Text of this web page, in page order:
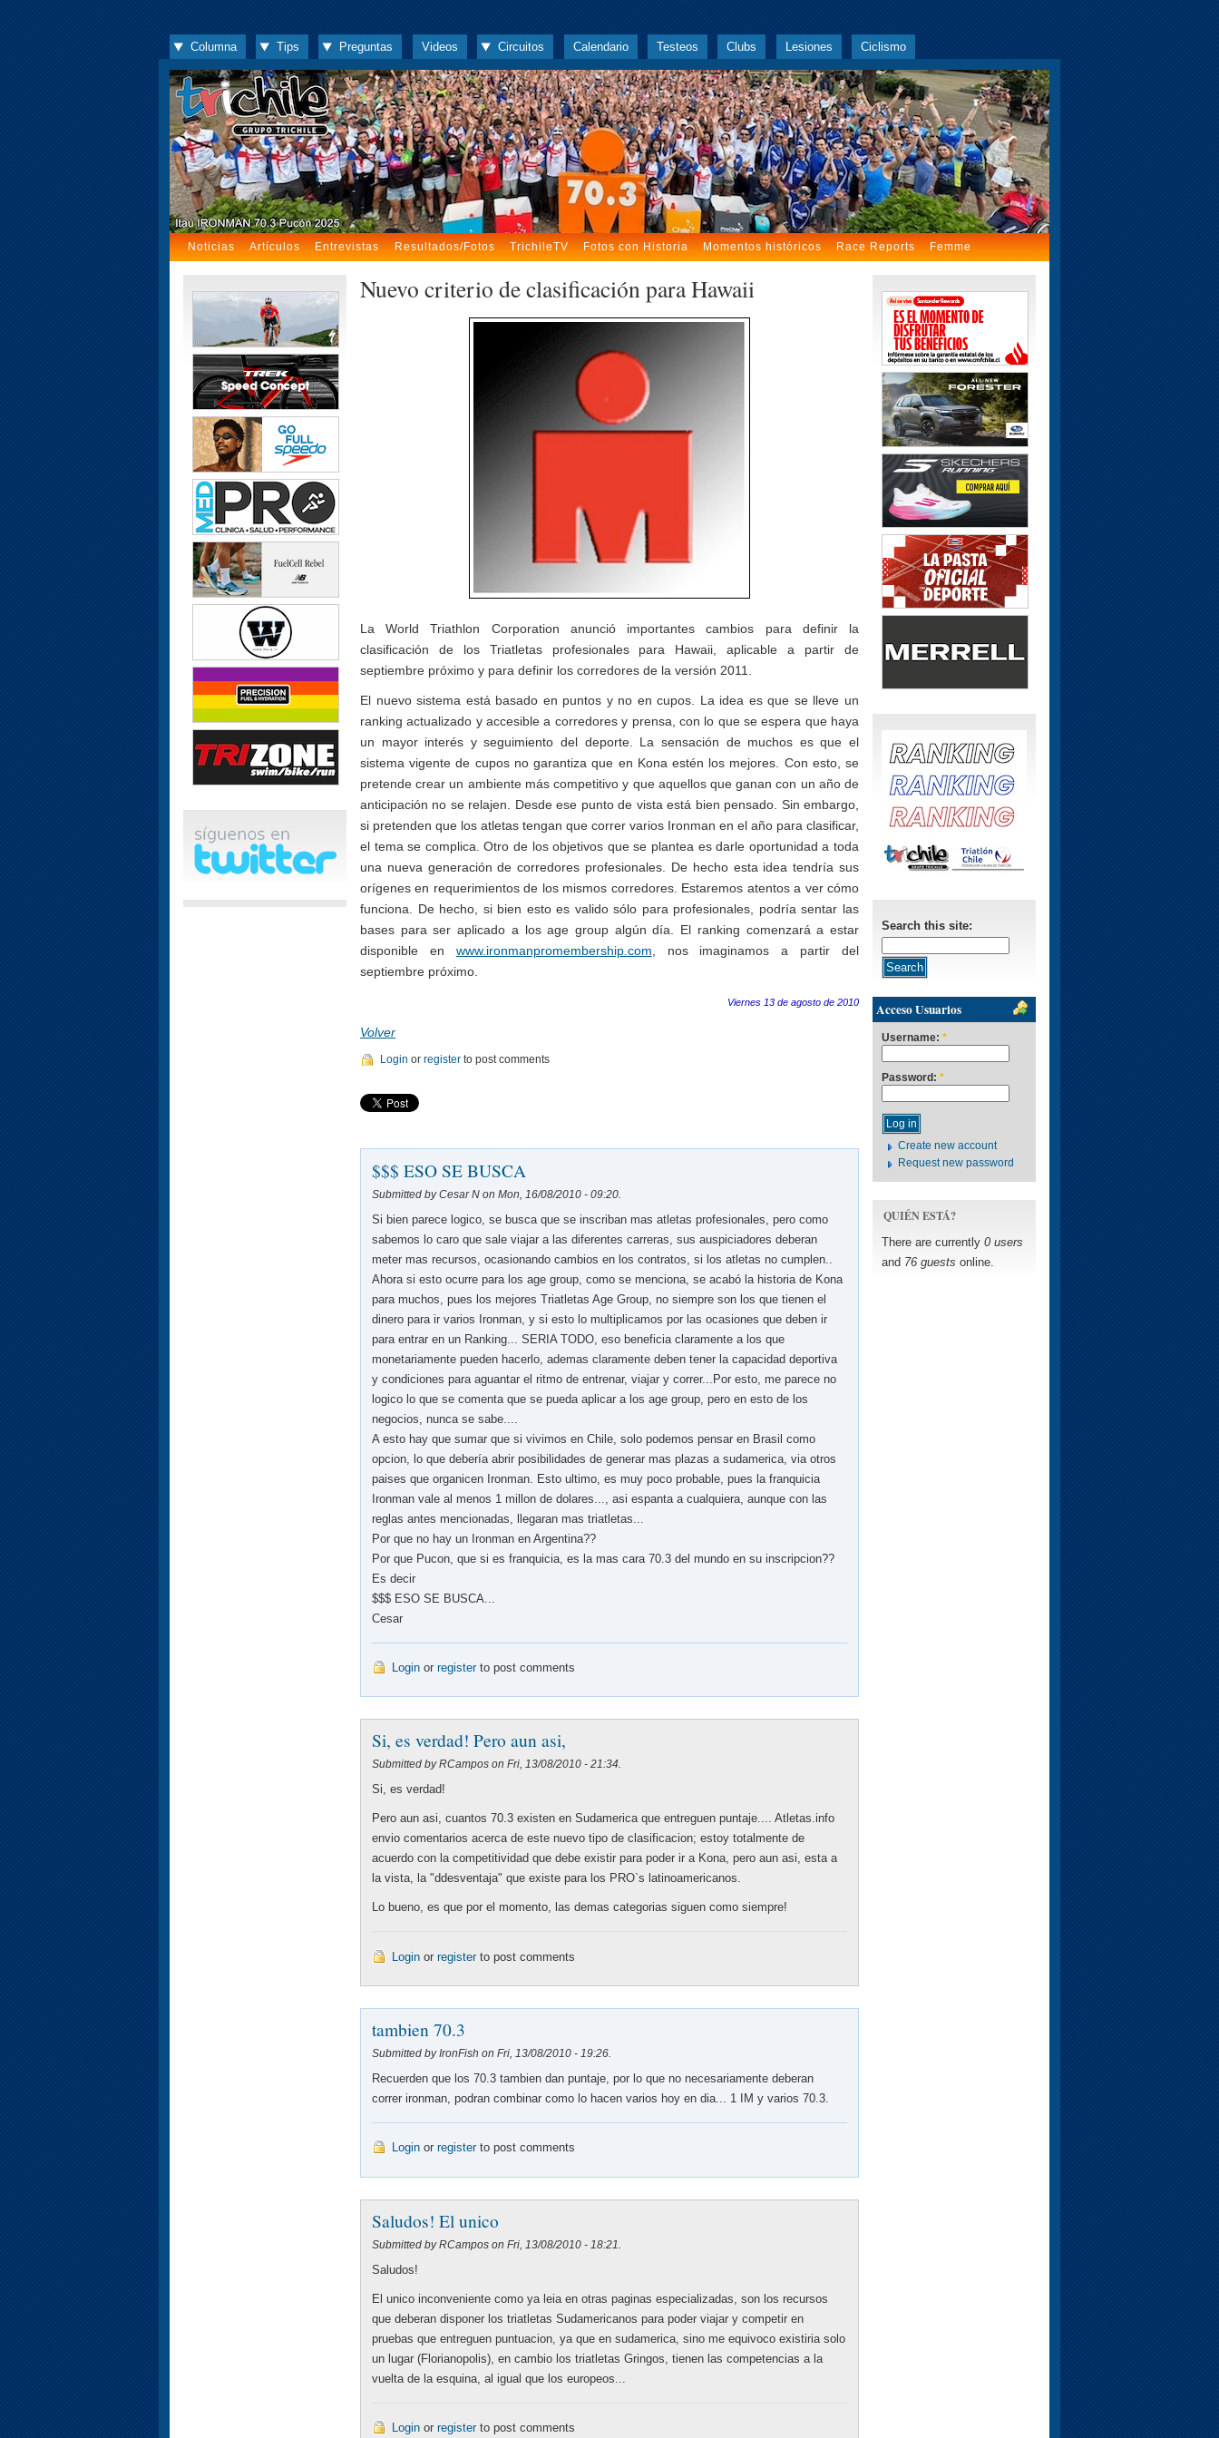
Columna Tips Preguntas Videos Circuitos Calendario Testeos Clubs Lesiones Ciclismo
Noticias Artículos Entrevistas Resultados/Fotos TrichileTV Fotos con Historia Momentos históricos Race Reports Femme
Nuevo criterio de clasificación para Hawaii
La World Triathlon Corporation anunció importantes cambios para definir la
clasificación de los Triatletas profesionales para Hawaii, aplicable a partir de
septiembre próximo y para definir los corredores de la versión 2011.
El nuevo sistema está basado en puntos y no en cupos. La idea es que se lleve un
ranking actualizado y accesible a corredores y prensa, con lo que se espera que haya
un mayor interés y seguimiento del deporte. La sensación de muchos es que el
sistema vigente de cupos no garantiza que en Kona estén los mejores. Con esto, se
pretende crear un ambiente más competitivo y que aquellos que ganan con un año de
anticipación no se relajen. Desde ese punto de vista está bien pensado. Sin embargo,
si pretenden que los atletas tengan que correr varios Ironman en el año para clasificar,
el tema se complica. Otro de los objetivos que se plantea es darle oportunidad a toda
una nueva generación de corredores profesionales. De hecho esta idea tendría sus
orígenes en requerimientos de los mismos corredores. Estaremos atentos a ver cómo
funciona. De hecho, si bien esto es valido sólo para profesionales, podría sentar las
bases para ser aplicado a los age group algún día. El ranking comenzará a estar
disponible en www.ironmanpromembership.com , nos imaginamos a partir del
septiembre próximo.
Viernes 13 de agosto de 2010
Volver
Login or register to post comments
$$$ ESO SE BUSCA
Submitted by Cesar N on Mon, 16/08/2010 - 09:20.
Si bien parece logico, se busca que se inscriban mas atletas profesionales, pero como
sabemos lo caro que sale viajar a las diferentes carreras, sus auspiciadores deberan
meter mas recursos, ocasionando cambios en los contratos, si los atletas no cumplen..
Ahora si esto ocurre para los age group, como se menciona, se acabó la historia de Kona
para muchos, pues los mejores Triatletas Age Group, no siempre son los que tienen el
dinero para ir varios Ironman, y si esto lo multiplicamos por las ocasiones que deben ir
para entrar en un Ranking... SERIA TODO, eso beneficia claramente a los que
monetariamente pueden hacerlo, ademas claramente deben tener la capacidad deportiva
y condiciones para aguantar el ritmo de entrenar, viajar y correr...Por esto, me parece no
logico lo que se comenta que se pueda aplicar a los age group, pero en esto de los
negocios, nunca se sabe....
A esto hay que sumar que si vivimos en Chile, solo podemos pensar en Brasil como
opcion, lo que debería abrir posibilidades de generar mas plazas a sudamerica, via otros
paises que organicen Ironman. Esto ultimo, es muy poco probable, pues la franquicia
Ironman vale al menos 1 millon de dolares..., asi espanta a cualquiera, aunque con las
reglas antes mencionadas, llegaran mas triatletas...
Por que no hay un Ironman en Argentina??
Por que Pucon, que si es franquicia, es la mas cara 70.3 del mundo en su inscripcion??
Es decir
$$$ ESO SE BUSCA...
Cesar
Login orregisterto post comments
Si, es verdad! Pero aun asi,
Submitted by RCampos on Fri, 13/08/2010 - 21:34.
Si, es verdad!
Pero aun asi, cuantos 70.3 existen en Sudamerica que entreguen puntaje.... Atletas.info
envio comentarios acerca de este nuevo tipo de clasificacion; estoy totalmente de
acuerdo con la competitividad que debe existir para poder ir a Kona, pero aun asi, esta a
la vista, la "ddesventaja" que existe para los PRO`s latinoamericanos.
Lo bueno, es que por el momento, las demas categorias siguen como siempre!
Login orregisterto post comments
tambien 70.3
Submitted by IronFish on Fri, 13/08/2010 - 19:26.
Recuerden que los 70.3 tambien dan puntaje, por lo que no necesariamente deberan
correr ironman, podran combinar como lo hacen varios hoy en dia... 1 IM y varios 70.3.
Login orregisterto post comments
Saludos! El unico
Submitted by RCampos on Fri, 13/08/2010 - 18:21.
Saludos!
El unico inconveniente como ya leia en otras paginas especializadas, son los recursos
que deberan disponer los triatletas Sudamericanos para poder viajar y competir en
pruebas que entreguen puntuacion, ya que en sudamerica, sino me equivoco existiria solo
un lugar (Florianopolis), en cambio los triatletas Gringos, tienen las competencias a la
vuelta de la esquina, al igual que los europeos...
Login orregisterto post comments
Search this site:
Acceso Usuarios
Username: *
Password: *
Create new account
Request new password
QUIÉN ESTÁ?
There are currently 0 users
and 76 guests online.